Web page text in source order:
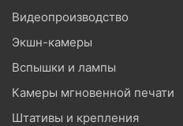
Видеопроизводство
Экшн-камеры
Вспышки и лампы
Камеры мгновенной печати
Штативы и крепления